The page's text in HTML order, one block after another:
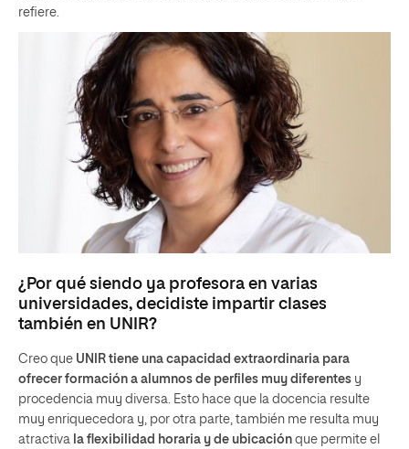
refiere.
¿Por qué siendo ya profesora en varias
universidades, decidiste impartir clases
también en UNIR?
Creo que UNIR tiene una capacidad extraordinaria para
ofrecer formación a alumnos de perfiles muy diferentes y
procedencia muy diversa. Esto hace que la docencia resulte
muy enriquecedora y, por otra parte, también me resulta muy
atractiva la flexibilidad horaria y de ubicación que permite el